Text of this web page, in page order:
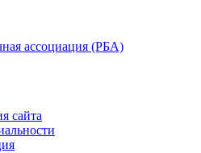
ассоциация (РБА)
сайта